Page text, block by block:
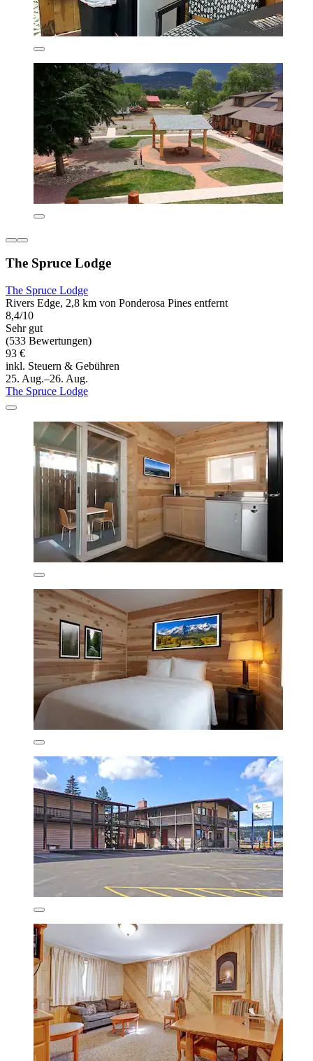
The Spruce Lodge
The Spruce Lodge
Rivers Edge, 2,8 km von Ponderosa Pines entfernt
8,4/10
Sehr gut
(533 Bewertungen)
93 €
inkl. Steuern & Gebühren
25. Aug.–26. Aug.
The Spruce Lodge